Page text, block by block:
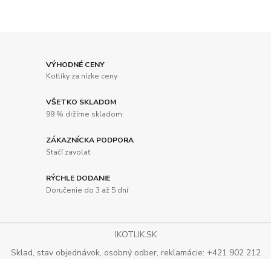
VÝHODNÉ CENY
Kotlíky za nízke ceny
VŠETKO SKLADOM
99 % držíme skladom
ZÁKAZNÍCKA PODPORA
Stačí zavolať
RÝCHLE DODANIE
Doručenie do 3 až 5 dní
IKOTLIK.SK
Sklad, stav objednávok, osobný odber, reklamácie: +421 902 212